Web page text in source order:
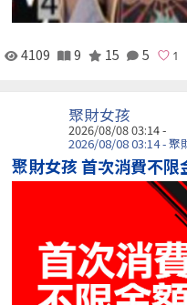
4109 9 15 5
聚財女孩
2026/08/08 03:14 -
2026/08/08 03:14 - 聚
聚財女孩 首次消費不限